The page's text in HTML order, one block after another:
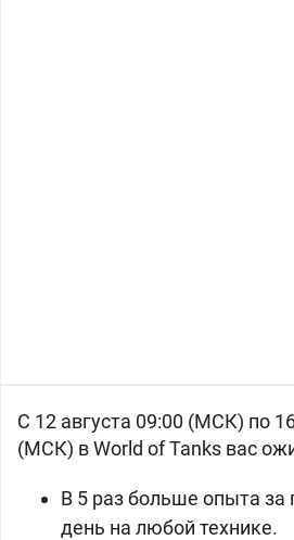
С 12 августа 09:00 (МСК) по
(МСК) в World of Tanks вас
В 5 раз больше опыта за
день на любой технике.